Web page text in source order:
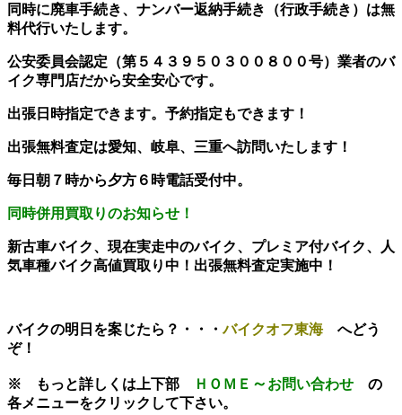
同時に廃車手続き、ナンバー返納手続き（行政手続き）は無
料代行いたします。
公安委員会認定（第５４３９５０３００８００号）業者のバ
イク専門店だから安全安心です。
出張日時指定できます。予約指定もできます！
出張無料査定は愛知、岐阜、三重へ訪問いたします！
毎日朝７時から夕方６時電話受付中。
同時併用買取りのお知らせ！
新古車バイク、現在実走中のバイク、プレミア付バイク、人
気車種バイク高値買取り中！出張無料査定実施中！
バイクの明日を案じたら？・・・バイクオフ東海 へどう
ぞ！
※ もっと詳しくは上下部 ＨＯＭＥ ～ お問い合わせ の
各メニューをクリックして下さい。